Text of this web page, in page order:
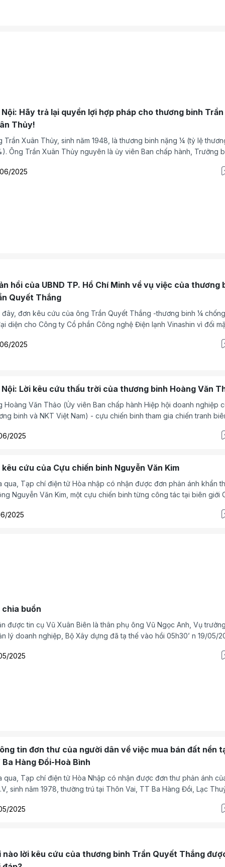
Nội: Hãy trả lại quyền lợi hợp pháp cho thương binh Trần
Thủy!
Trần Xuân Thủy, sinh năm 1948, là thương binh nặng ¼ (tỷ lệ
Trần Xuân Thủy nguyên là ủy viên Ban chấp hành, Trưởng ban
Trịnh Thị Ngào, sinh năm 1952 (hiện đang sống tại nhà số 10, ngõ
2025
hồi của UBND TP. Hồ Chí Minh về vụ việc của thương
Quyết Thắng
Thắng -thương binh ¼ chống Mỹ,
diện cho Công ty Cổ phần Công nghệ Điện lạnh Vinashin vì đối
Chí Minh.
2025
Nội: Lời kêu cứu thấu trời của thương binh Hoàng Văn
Hoàng Văn Thảo (Ủy viên Ban chấp hành Hiệp hội doanh nghiệp
binh và NKT Việt Nam) - cựu chiến binh tham gia chiến tranh
2/4, tỷ lệ 61%, thường trú tại khu Ninh Kiều, thị trấn Chúc Sơn,
2025
kêu cứu của Cựu chiến binh Nguyễn Văn Kim
qua, Tạp chí điện tử Hòa nhập có nhận được đơn phản ánh khẩn
Nguyễn Văn Kim, một cựu chiến binh từng công tác tại biên giới
2025
chia buồn
được tin cụ Vũ Xuân Biên là thân phụ ông Vũ Ngọc Anh, Vụ
lý doanh nghiệp, Bộ Xây dựng đã tạ thế vào hồi 05h30’ n 19/05/
tử Hòa nhập gửi tới ông Vũ Ngọc Anh và gia quyến lời chia buồn
2025
tin đơn thư của người dân về việc mua bán đất nền
Ba Hàng Đồi-Hoà Bình
qua, Tạp chí điện tử Hòa Nhập có nhận được đơn thư phản ánh
sinh năm 1978, thường trú tại Thôn Vai, TT Ba Hàng Đồi, Lạc
2025
nào lời kêu cứu của thương binh Trần Quyết Thắng